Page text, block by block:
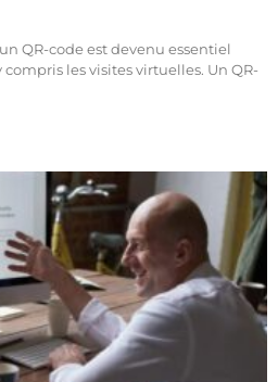
QR-code est devenu essentiel
les visites virtuelles. Un QR-